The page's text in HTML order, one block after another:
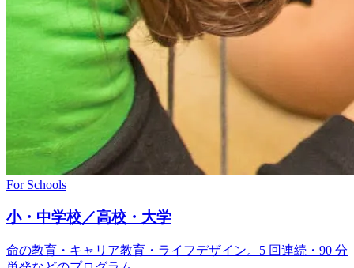
For Schools
小・中学校／高校・大学
命の教育・キャリア教育・ライフデザイン。5 回連続・90 分